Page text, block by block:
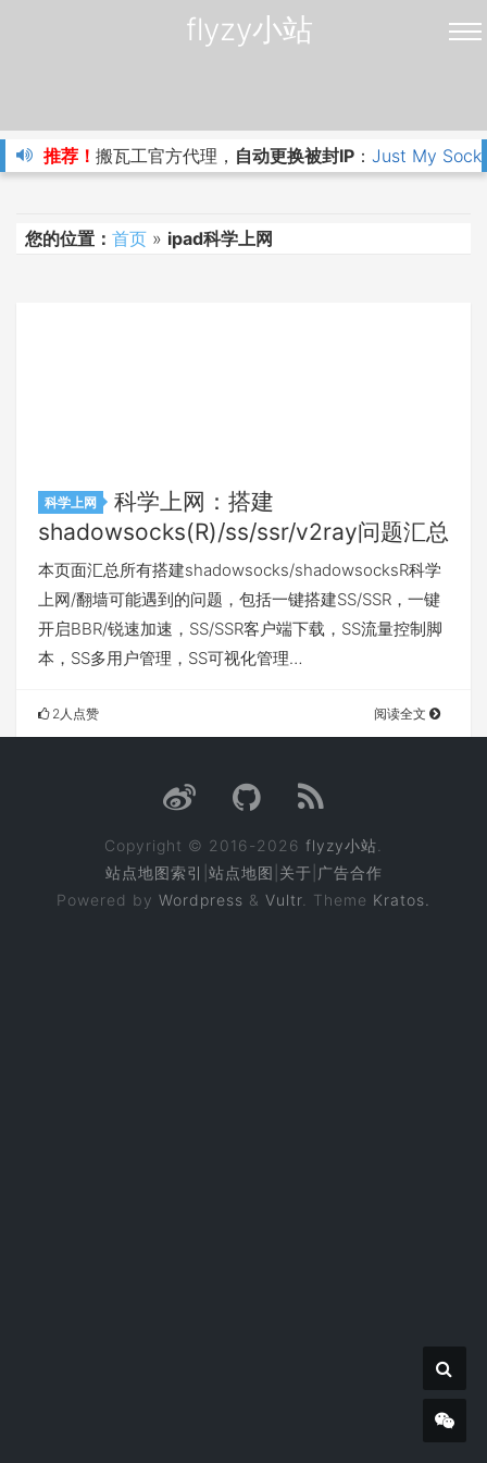
flyzy小站
推荐！ 搬瓦工官方代理， 自动更换被封IP ： Just My
您的位置： 首页 » ipad科学上网
科学上网
科学上网：搭建
shadowsocks(R)/ss/ssr/v2ray问题汇总
本页面汇总所有搭建shadowsocks/shadowsocksR科学
上网/翻墙可能遇到的问题，包括一键搭建SS/SSR，一键
开启BBR/锐速加速，SS/SSR客户端下载，SS流量控制脚
本，SS多用户管理，SS可视化管理…
2人点赞 阅读全文
Copyright © 2016-2026 flyzy小站
站点地图索引 站点地图 关于 广告合作
Powered by Wordpress & Vultr . Theme Kratos.